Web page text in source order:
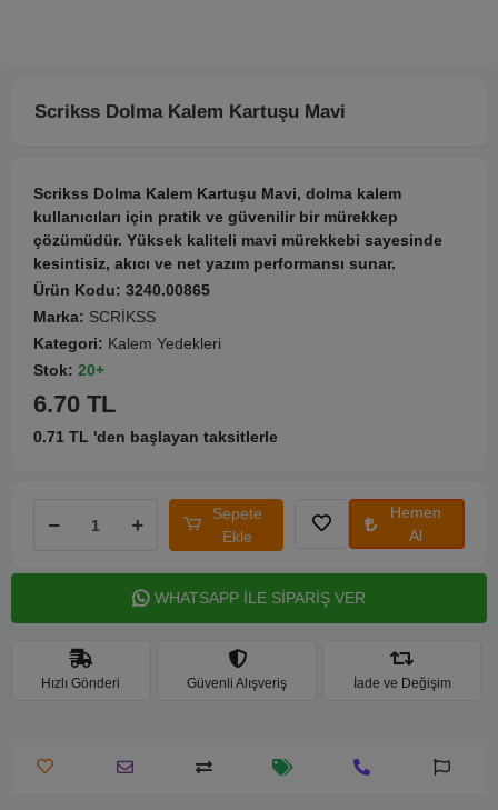
Scrikss Dolma Kalem Kartuşu Mavi
Scrikss Dolma Kalem Kartuşu Mavi, dolma kalem
kullanıcıları için pratik ve güvenilir bir mürekkep
çözümüdür. Yüksek kaliteli mavi mürekkebi sayesinde
kesintisiz, akıcı ve net yazım performansı sunar.
Ürün Kodu: 3240.00865
Marka: SCRİKSS
Kategori: Kalem Yedekleri
Stok: 20+
6.70 TL
0.71 TL 'den başlayan taksitlerle
Sepete
Ekle
Hemen
Al
WHATSAPP İLE SİPARİŞ VER
Hızlı Gönderi Güvenli Alışveriş İade ve Değişim